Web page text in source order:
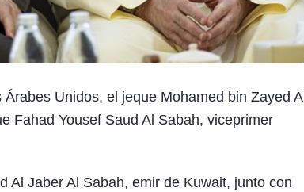
Unidos, el jeque Mohamed bin Zayed Al
Fahad Yousef Saud Al Sabah, viceprimer
Al Jaber Al Sabah, emir de Kuwait, junto con